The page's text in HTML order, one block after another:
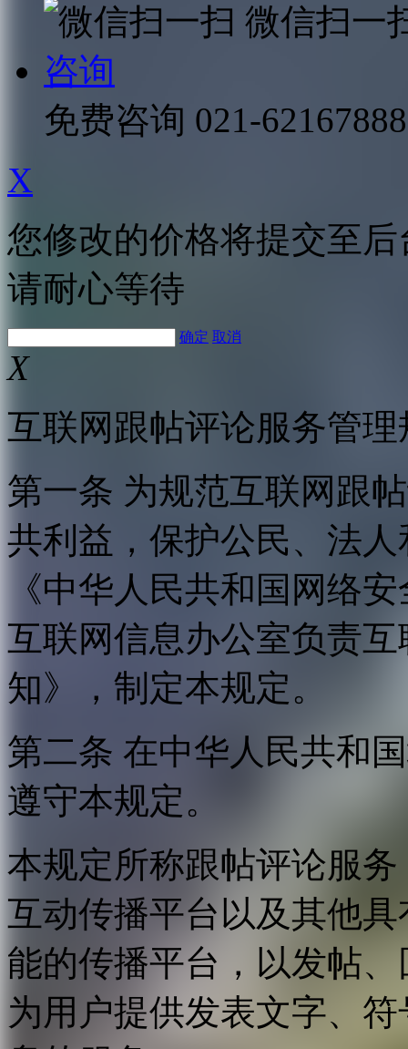
微信扫一
咨询
免费咨询 021-62167888
X
您修改的价格将提交至
请耐心等待
确定 取消
X
互联网跟帖评论服务管理
第一条 为规范互联网跟
共利益，保护公民、法
《中华人民共和国网络
互联网信息办公室负责
知》，制定本规定。
第二条 在中华人民共和
遵守本规定。
本规定所称跟帖评论服
互动传播平台以及其他
能的传播平台，以发帖
为用户提供发表文字、